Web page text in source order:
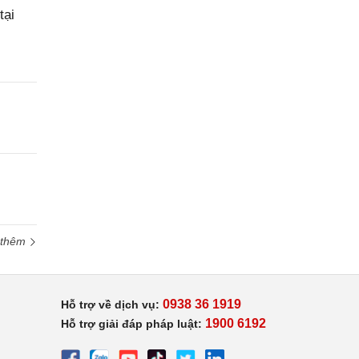
Hỗ trợ về dịch vụ: 0938 36 1919
Hỗ trợ giải đáp pháp luật: 1900 6192